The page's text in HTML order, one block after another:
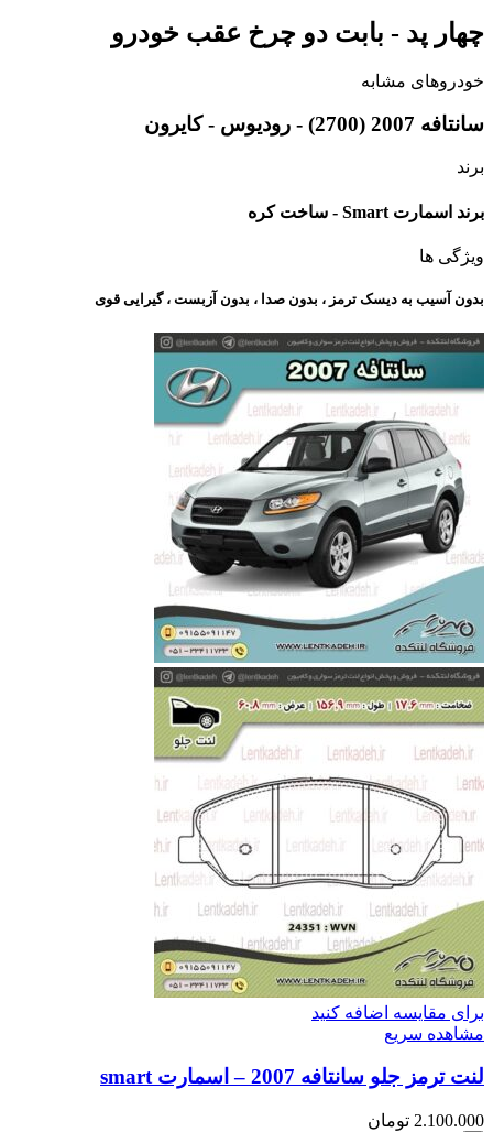
چهار پد - بابت دو چرخ عقب خودرو
خودروهای مشابه
سانتافه 2007 (2700) - رودیوس - کایرون
برند
برند اسمارت Smart - ساخت کره
ویژگی ها
بدون آسیب به دیسک ترمز ، بدون صدا ، بدون آزبست ، گیرایی قوی​
برای مقایسه اضافه کنید
مشاهده سریع
لنت ترمز جلو سانتافه 2007 – اسمارت smart
2.100.000 تومان